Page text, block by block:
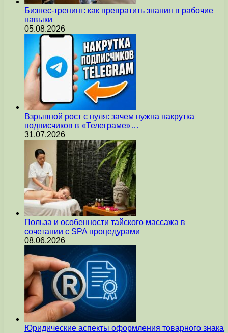
Бизнес-тренинг: как превратить знания в рабочие
навыки
05.08.2026
Взрывной рост с нуля: зачем нужна накрутка
подписчиков в «Телеграме»…
31.07.2026
Польза и особенности тайского массажа в
сочетании с SPA процедурами
08.06.2026
Юридические аспекты оформления товарного знака